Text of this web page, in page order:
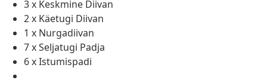
3 x Keskmine Diivan
2 x Käetugi Diivan
1 x Nurgadiivan
7 x Seljatugi Padja
6 x Istumispadi